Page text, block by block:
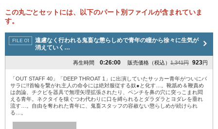
この丸ごとセットには、以下のパート別ファイルが含まれていま
す。
遠慮なく行われる鬼畜な懲らしめで青年の瞳から徐々に生気が
消えていく…
再生時間 0:26:00 販売価格（税込） 1,341円 923円
「OUT STAFF 40」「DEEP THROAT 1」に出演していたサッカー青年がついにバ
サラに!!首輪を繋がれ主人の命令には絶対服従する奴●と化す…。靴舐め＆鞭責め
は勿論、チクビを器具で無理矢理拡張されたり、ペンチを鼻の穴に突っこまれ悶
える青年。ネクタイを猿ぐつわ代わりに口を縛られるとダラダラとヨダレを垂れ
流す…。自由を奪われた青年に、鬼畜スタッフの容赦ない懲らしめが続けられ
る…。